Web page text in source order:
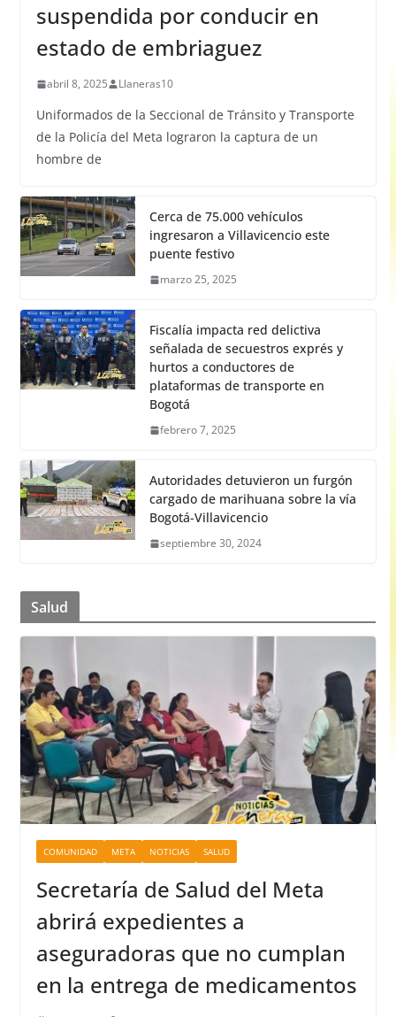
suspendida por conducir en
estado de embriaguez
abril 8, 2025 Llaneras10
Uniformados de la Seccional de Tránsito y Transporte
de la Policía del Meta lograron la captura de un
hombre de
Cerca de 75.000 vehículos
ingresaron a Villavicencio este
puente festivo
marzo 25, 2025
Fiscalía impacta red delictiva
señalada de secuestros exprés y
hurtos a conductores de
plataformas de transporte en
Bogotá
febrero 7, 2025
Autoridades detuvieron un furgón
cargado de marihuana sobre la vía
Bogotá-Villavicencio
septiembre 30, 2024
Salud
COMUNIDAD META NOTICIAS SALUD
Secretaría de Salud del Meta
abrirá expedientes a
aseguradoras que no cumplan
en la entrega de medicamentos